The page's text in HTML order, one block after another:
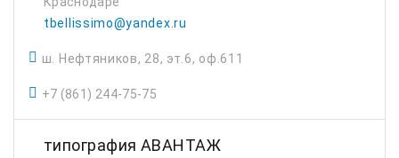
tbellissimo@yandex.ru
ш. Нефтяников, 28, эт.6, оф.611
+7 (861) 244-75-75
типография АВАНТАЖ